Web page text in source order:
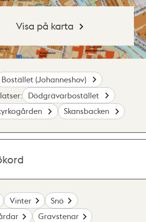
Visa på karta
Bostället (Johanneshov)
Dödgrävarbostället
Skansbacken
Vinter
Snö
Gravstenar